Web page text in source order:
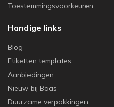
Toestemmingsvoorkeuren
Handige links
Blog
Etiketten templates
Aanbiedingen
Nieuw bij Baas
Duurzame verpakkingen